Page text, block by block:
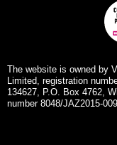
The website is owned by
Limited, registration
134627, P.O. Box 4762,
number 8048/JAZ2015-009